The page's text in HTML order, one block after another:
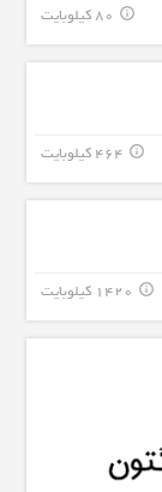
80 کیلوبایت info_outline
464 کیلوبایت info_outline
1420 کیلوبایت info_outline